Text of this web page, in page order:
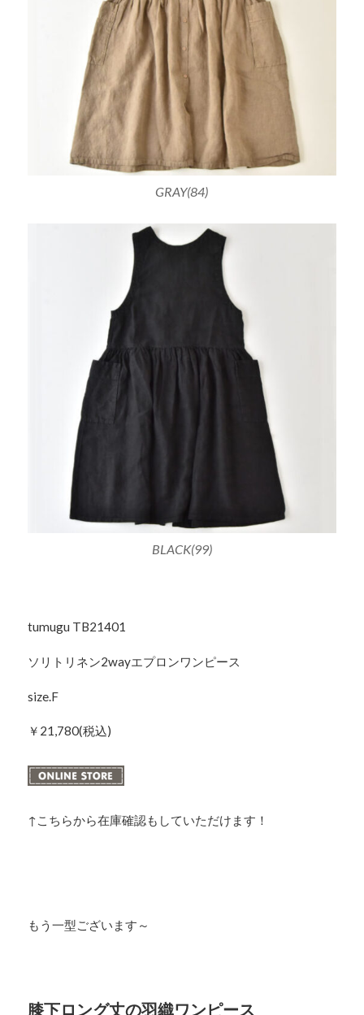
GRAY(84)
BLACK(99)
tumugu TB21401
ソリトリネン2wayエプロンワンピース
size.F
￥21,780(税込)
↑こちらから在庫確認もしていただけます！
もう一型ございます～
膝下ロング丈の羽織ワンピース